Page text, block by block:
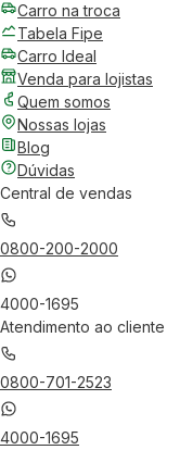
Carro na troca
Tabela Fipe
Carro Ideal
Venda para lojistas
Quem somos
Nossas lojas
Blog
Dúvidas
Central de vendas
0800-200-2000
4000-1695
Atendimento ao cliente
0800-701-2523
4000-1695